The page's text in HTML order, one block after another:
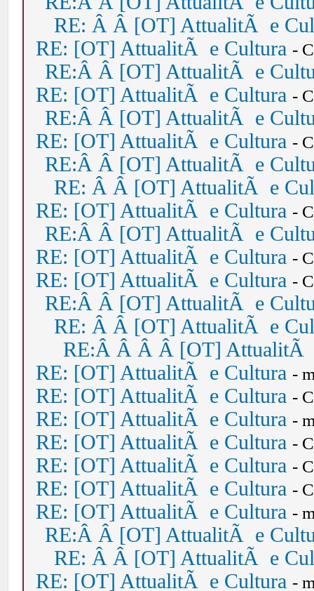
RE: Â Â [OT] AttualitÃ e
RE: [OT] AttualitÃ e Cultura -
RE:Â Â [OT] AttualitÃ e
RE: [OT] AttualitÃ e Cultura -
RE:Â Â [OT] AttualitÃ e
RE: [OT] AttualitÃ e Cultura -
RE:Â Â [OT] AttualitÃ e
RE: Â Â [OT] AttualitÃ e
RE: [OT] AttualitÃ e Cultura -
RE:Â Â [OT] AttualitÃ e
RE: [OT] AttualitÃ e Cultura -
RE: [OT] AttualitÃ e Cultura -
RE:Â Â [OT] AttualitÃ e
RE: Â Â [OT] AttualitÃ e
RE:Â Â Â Â [OT] AttualitÃ
RE: [OT] AttualitÃ e Cultura -
RE: [OT] AttualitÃ e Cultura -
RE: [OT] AttualitÃ e Cultura -
RE: [OT] AttualitÃ e Cultura -
RE: [OT] AttualitÃ e Cultura -
RE: [OT] AttualitÃ e Cultura -
RE: [OT] AttualitÃ e Cultura -
RE:Â Â [OT] AttualitÃ e
RE: Â Â [OT] AttualitÃ e
RE: [OT] AttualitÃ e Cultura -